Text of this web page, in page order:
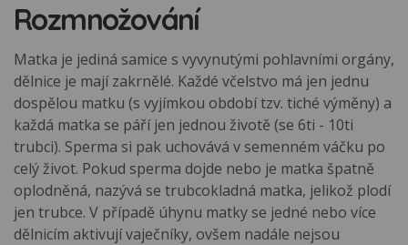
Rozmnožování
Matka je jediná samice s vyvynutými pohlavními orgány,
dělnice je mají zakrnělé. Každé včelstvo má jen jednu
dospělou matku (s vyjímkou období tzv. tiché výměny) a
každá matka se páří jen jednou životě (se 6ti - 10ti
trubci). Sperma si pak uchovává v semenném váčku po
celý život. Pokud sperma dojde nebo je matka špatně
oplodněná, nazývá se trubcokladná matka, jelikož plodí
jen trubce. V případě úhynu matky se jedné nebo více
dělnicím aktivují vaječníky, ovšem nadále nejsou